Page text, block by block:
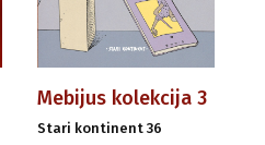
Mebijus kolekcija 3
Stari kontinent 36